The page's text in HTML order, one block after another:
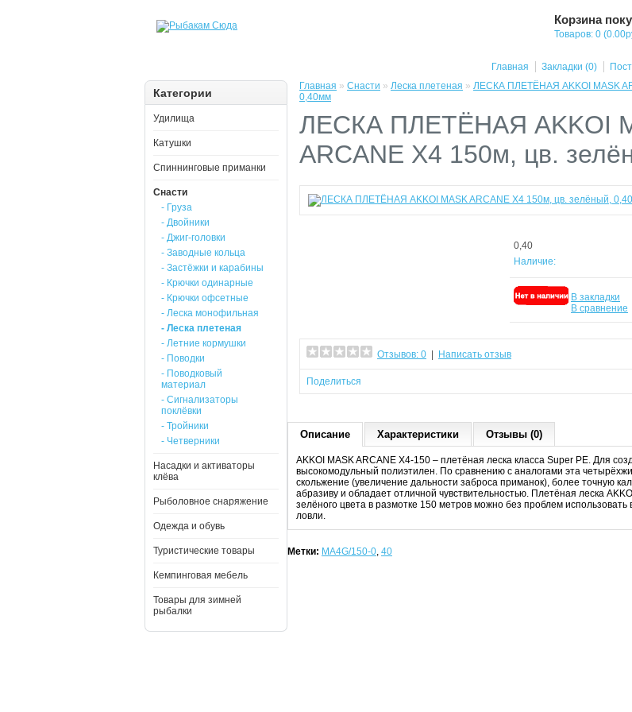
Корзина
Товаров: 0
Главная Закладки (0)
Категории
Удилища
Катушки
Спиннинговые приманки
Снасти
- Груза
- Двойники
- Джиг-головки
- Заводные кольца
- Застёжки и карабины
- Крючки одинарные
- Крючки офсетные
- Леска монофильная
- Леска плетеная
- Летние кормушки
- Поводки
- Поводковый
материал
- Сигнализаторы
поклёвки
- Тройники
- Четверники
Насадки и активаторы
клёва
Рыболовное снаряжение
Одежда и обувь
Туристические товары
Кемпинговая мебель
Товары для зимней
рыбалки
Главная » Снасти » Леска плетеная » ЛЕСКА ПЛЕТЁНАЯ AKKOI MASK
0,40мм
ЛЕСКА ПЛЕТЁНАЯ AKKOI
ARCANE X4 150м, цв.
0,40
Наличие:
В закладки
В сравнение
Отзывов: 0 | Написать отзыв
Поделиться
Описание Характеристики Отзывы (0)
AKKOI MASK ARCANE X4-150 – плетёная леска класса Super PE. Для
высокомодульный полиэтилен. По сравнению с аналогами эта
скольжение (увеличение дальности заброса приманок), более точную
абразиву и обладает отличной чувствительностью. Плетёная леска
зелёного цвета в размотке 150 метров можно без проблем
ловли.
Метки: MA4G/150-0, 40